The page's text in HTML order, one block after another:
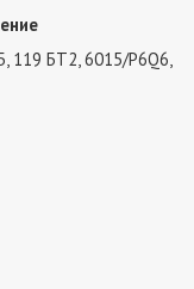
119 БТ2, 6015/P6Q6,